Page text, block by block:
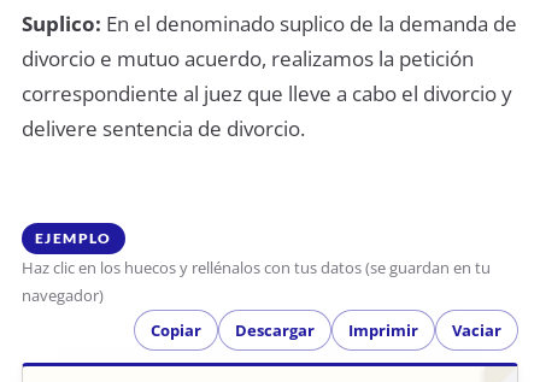
Suplico: En el denominado suplico de la demanda de
divorcio e mutuo acuerdo, realizamos la petición
correspondiente al juez que lleve a cabo el divorcio y
delivere sentencia de divorcio.
EJEMPLO
Haz clic en los huecos y rellénalos con tus datos (se guardan en tu
navegador)
Copiar
Descargar Imprimir Vaciar